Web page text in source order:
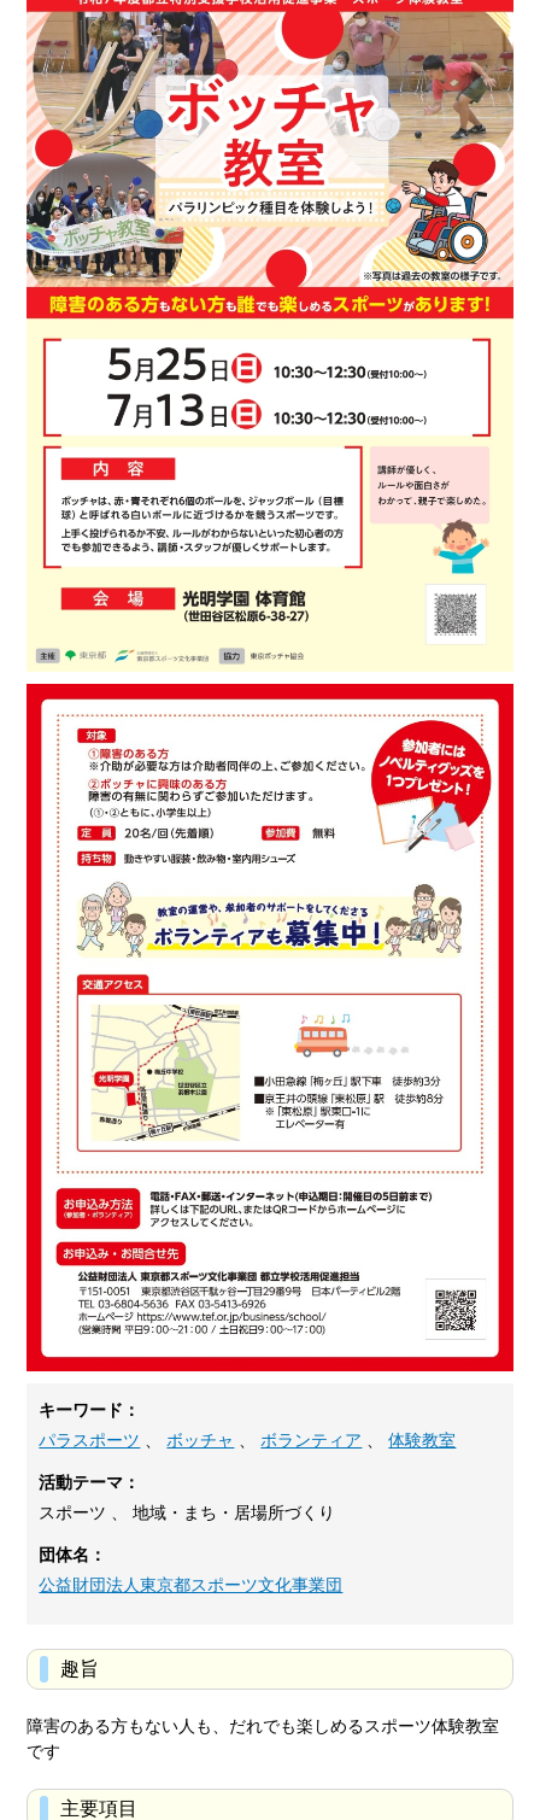
キーワード：
パラスポーツ
ボッチャ ボランティア 、体験教室
活動テーマ：
スポーツ 、 地域・まち・居場所づくり
団体名：
公益財団法人東京都スポーツ文化事業団
趣旨
障害のある方もない人も、だれでも楽しめるスポーツ体験教室
です
主要項目